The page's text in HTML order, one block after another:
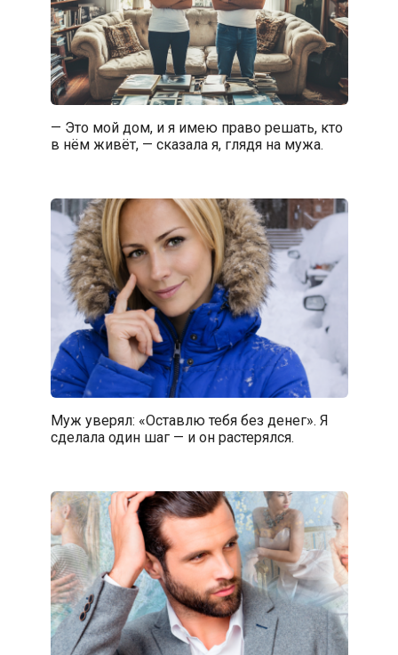
— Это мой дом, и я имею право решать, кто
в нём живёт, — сказала я, глядя на мужа.
Муж уверял: «Оставлю тебя без денег». Я
сделала один шаг — и он растерялся.